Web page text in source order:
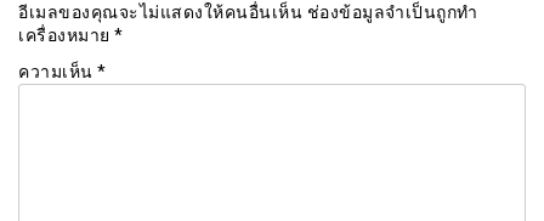
อีเมลของคุณจะไม่แสดงให้คนอื่นเห็น ช่องข้อมูลจำเป็นถูกทำ
เครื่องหมาย *
ความเห็น *